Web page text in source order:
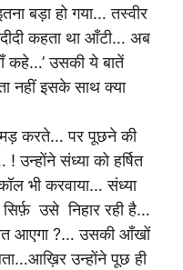
बड़ा हो गया… तस्वीर
कहता था आँटी… अब
कहे…’ उसकी ये बातें
नहीं इसके साथ क्या
करते… पर पूछने की
उन्होंने संध्या को हर्षित
भी करवाया… संध्या
उसे निहार रही है…
आएगा ?… उसकी आँखों
उन्होंने पूछ ही